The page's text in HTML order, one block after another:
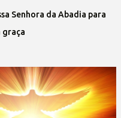
Senhora da Abadia para
graça